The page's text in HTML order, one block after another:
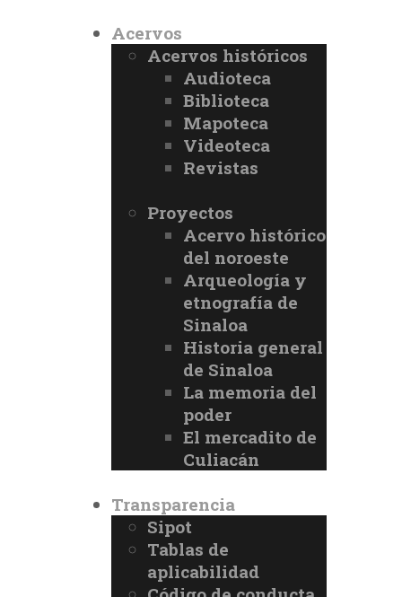
Acervos
Acervos históricos
Audioteca
Biblioteca
Mapoteca
Videoteca
Revistas
Proyectos
Acervo histórico
del noroeste
Arqueología y
etnografía de
Sinaloa
Historia general
de Sinaloa
La memoria del
poder
El mercadito de
Culiacán
Transparencia
Sipot
Tablas de
aplicabilidad